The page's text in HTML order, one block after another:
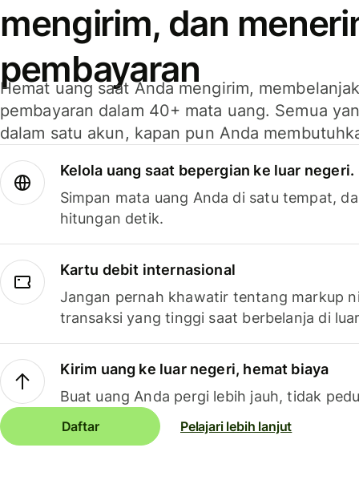
mengirim, dan
pembayaran
Hemat uang saat Anda mengirim,
pembayaran dalam 40+ mata uang. Semua
dalam satu akun, kapan pun Anda
Kelola uang saat bepergian ke luar negeri.
Simpan mata uang Anda di satu tempat,
hitungan detik.
Kartu debit internasional
Jangan pernah khawatir tentang markup
transaksi yang tinggi saat berbelanja di
Kirim uang ke luar negeri, hemat biaya
Buat uang Anda pergi lebih jauh, tidak
Daftar Pelajari lebih lanjut